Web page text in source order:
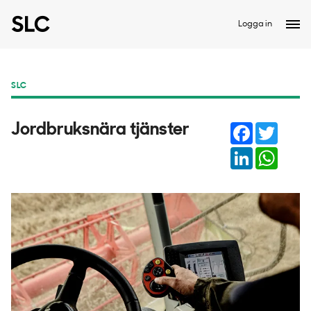
Logga in
SLC
Jordbruksnära tjänster Facebook
LinkedIn